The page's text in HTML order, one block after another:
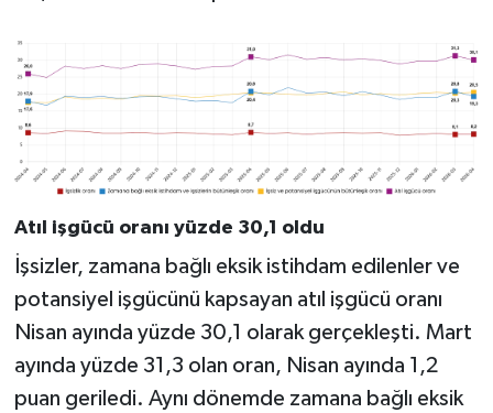
Atıl işgücü oranı yüzde 30,1 oldu
İşsizler, zamana bağlı eksik istihdam edilenler ve
potansiyel işgücünü kapsayan atıl işgücü oranı
Nisan ayında yüzde 30,1 olarak gerçekleşti. Mart
ayında yüzde 31,3 olan oran, Nisan ayında 1,2
puan geriledi. Aynı dönemde zamana bağlı eksik